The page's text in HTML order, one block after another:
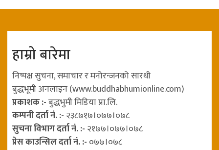
हाम्रो बारेमा
निष्पक्ष सुचना, समाचार र मनोरन्जनको सारथी
बुद्धभूमी अनलाइन (www.buddhabhumionline.com)
प्रकाशक :-बुद्धभुमी मिडिया प्रा.लि.
कम्पनी दर्ता नं. :- २३८७१७।०७७।०७८
सुचना विभाग दर्ता नं. :- २१७७।०७७।०७८
प्रेस काउन्सिल दर्ता नं. :- ०७७।०७८